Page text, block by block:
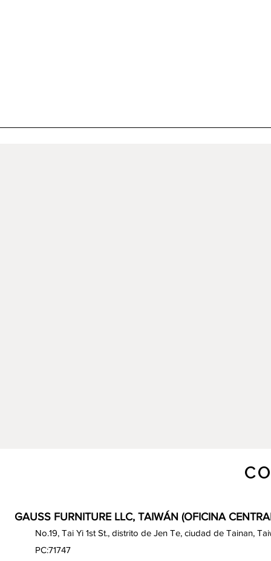
GAUSS FURNITURE LLC, TAIWÁN (OFICINA
No.19, Tai Yi 1st St., distrito de Jen Te, ciudad de Tainan,
PC:71747